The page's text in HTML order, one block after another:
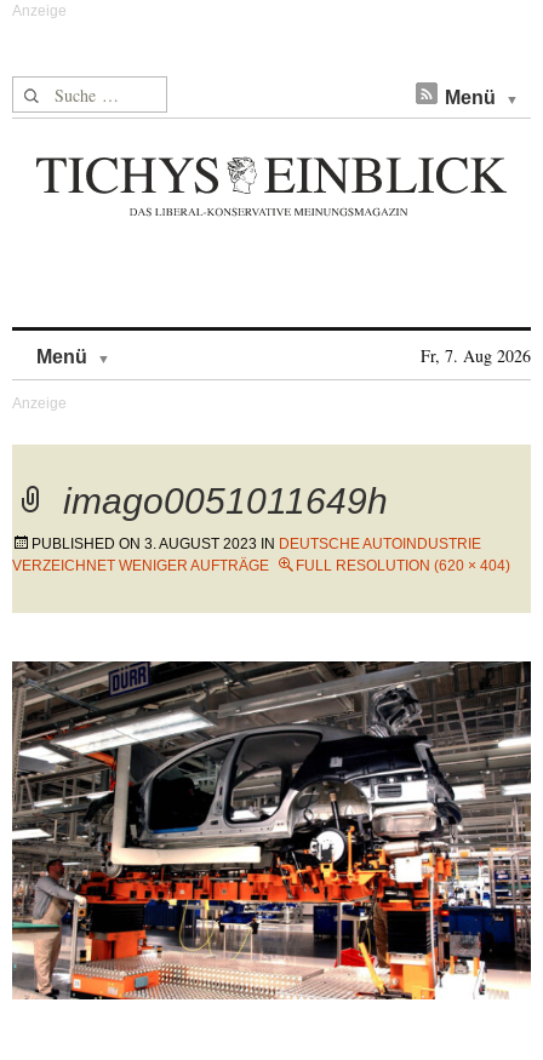
Suche nach: Menü
Menü Fr, 7. Aug 2026
imago0051011649h
PUBLISHED ON 3. AUGUST 2023 IN DEUTSCHE AUTOINDUSTRIE
VERZEICHNET WENIGER AUFTRÄGE
FULL RESOLUTION (620 × 404)